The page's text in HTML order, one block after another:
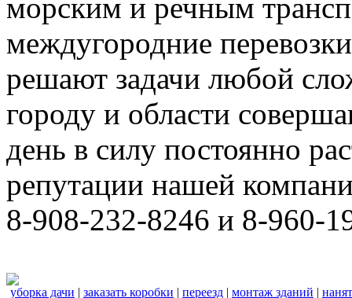
морским и речным
междугородние
решают задачи любой
городу и области
день в силу постоянно
репутации нашей
8-908-232-8246 и 8-960-
уборка дачи | заказать коробки | переезд | монтаж зданий |